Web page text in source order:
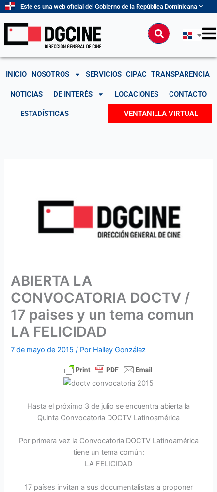
contenido
Este es una web oficial del Gobierno de la República Dominicana
Buscar
INICIO NOSOTROS SERVICIOS CIPAC TRANSPARENCIA
NOTICIAS DE INTERÉS LOCACIONES CONTACTO
ESTADÍSTICAS VENTANILLA VIRTUAL
ABIERTA LA
CONVOCATORIA DOCTV /
17 paises y un tema comun
LA FELICIDAD
7 de mayo de 2015/ Por Halley González
Hasta el próximo 3 de julio se encuentra abierta la
Quinta Convocatoria DOCTV Latinoamérica
Por primera vez la Convocatoria DOCTV Latinoamérica
tiene un tema común:
LA FELICIDAD
17 países invitan a sus documentalistas a proponer